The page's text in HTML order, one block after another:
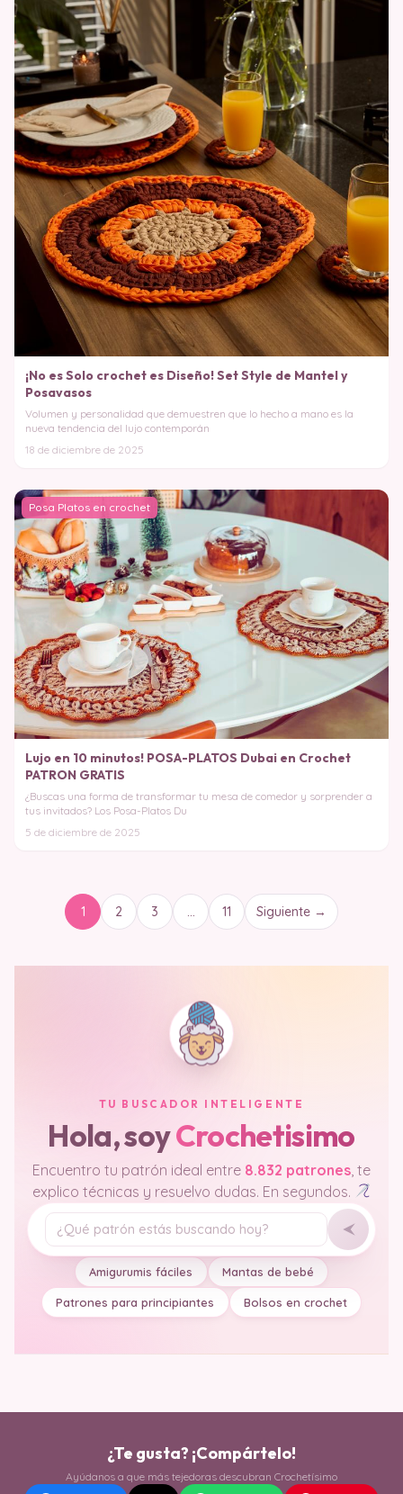
¡No es Solo crochet es Diseño! Set Style de Mantel y
Posavasos
Volumen y personalidad que demuestren que lo hecho a mano es la
nueva tendencia del lujo contemporán
18 de diciembre de 2025
Posa Platos en crochet
Lujo en 10 minutos! POSA-PLATOS Dubai en Crochet
PATRON GRATIS
¿Buscas una forma de transformar tu mesa de comedor y sorprender a
tus invitados? Los Posa-Platos Du
5 de diciembre de 2025
1 2 3 … 11 Siguiente →
TU BUSCADOR INTELIGENTE
Hola, soyCrochetisimo
Encuentro tu patrón ideal entre 8.832 patrones , te
explico técnicas y resuelvo dudas. En segundos.
Tu pregunta
Amigurumis fáciles Mantas de bebé
Patrones para principiantes Bolsos en crochet
¿Te gusta? ¡Compártelo!
Ayúdanos a que más tejedoras descubran Crochetísimo